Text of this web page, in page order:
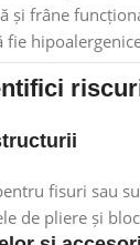
și frâne
fie
fisuri sau
de pliere și